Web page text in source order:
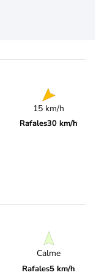
15 km/h
Rafales30 km/h
Calme
Rafales5 km/h